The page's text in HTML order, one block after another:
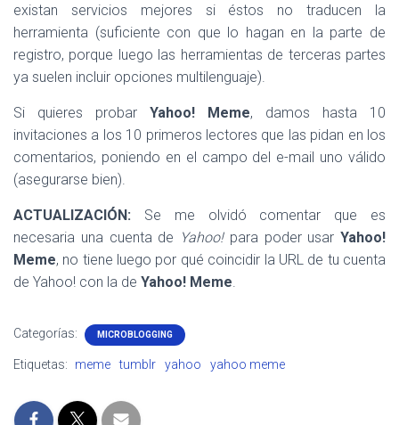
existan servicios mejores si éstos no traducen la
herramienta (suficiente con que lo hagan en la parte de
registro, porque luego las herramientas de terceras partes
ya suelen incluir opciones multilenguaje).
Si quieres probar Yahoo! Meme, damos hasta 10
invitaciones a los 10 primeros lectores que las pidan en los
comentarios, poniendo en el campo del e-mail uno válido
(asegurarse bien).
ACTUALIZACIÓN: Se me olvidó comentar que es
necesaria una cuenta de Yahoo!para poder usar Yahoo!
Meme, no tiene luego por qué coincidir la URL de tu cuenta
de Yahoo! con la de Yahoo! Meme.
Categorías: MICROBLOGGING
Etiquetas: meme tumblr yahoo yahoo meme